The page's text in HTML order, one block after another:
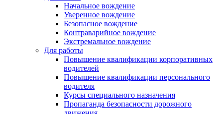
Начальное вождение
Уверенное вождение
Безопасное вождение
Контраварийное вождение
Экстремальное вождение
Для работы
Повышение квалификации корпоративных
водителей
Повышение квалификации персонального
водителя
Курсы специального назначения
Пропаганда безопасности дорожного